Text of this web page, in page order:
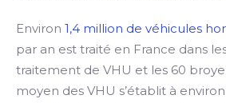
Environ 1,4 million de véhicules
par an est traité en France dans
traitement de VHU et les 60
moyen des VHU s’établit à